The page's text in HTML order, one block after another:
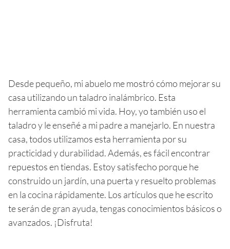
Desde pequeño, mi abuelo me mostró cómo mejorar su
casa utilizando un taladro inalámbrico. Esta
herramienta cambió mi vida. Hoy, yo también uso el
taladro y le enseñé a mi padre a manejarlo. En nuestra
casa, todos utilizamos esta herramienta por su
practicidad y durabilidad. Además, es fácil encontrar
repuestos en tiendas. Estoy satisfecho porque he
construido un jardín, una puerta y resuelto problemas
en la cocina rápidamente. Los artículos que he escrito
te serán de gran ayuda, tengas conocimientos básicos o
avanzados. ¡Disfruta!